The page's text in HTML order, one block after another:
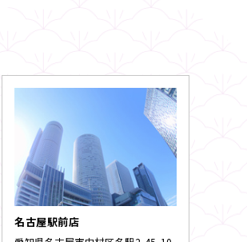
名古屋駅前店